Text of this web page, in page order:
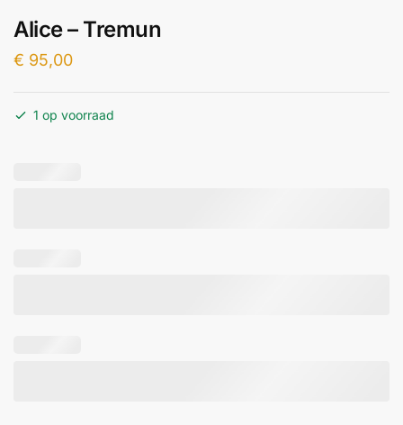
Alice – Tremun
€ 95,00
1 op voorraad